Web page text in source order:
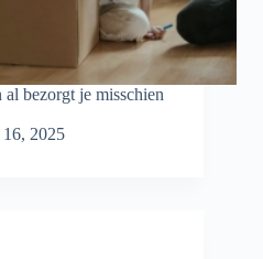
bezorgt je misschien
16, 2025